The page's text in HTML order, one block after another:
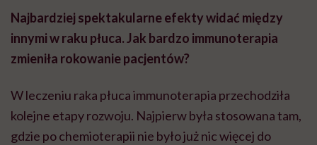
Najbardziej spektakularne efekty widać między
innymi w raku płuca. Jak bardzo immunoterapia
zmieniła rokowanie pacjentów?
W leczeniu raka płuca immunoterapia przechodziła
kolejne etapy rozwoju. Najpierw była stosowana tam,
gdzie po chemioterapii nie było już nic więcej do